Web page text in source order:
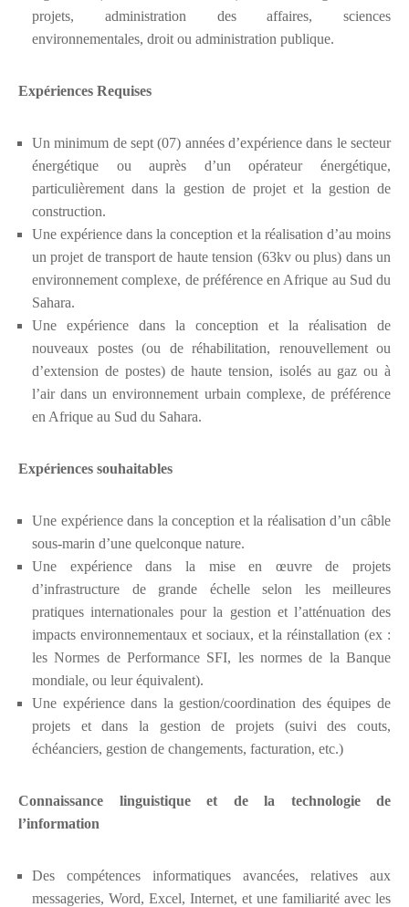
projets, administration des affaires, sciences
environnementales, droit ou administration publique.
Expériences Requises
Un minimum de sept (07) années d’expérience dans le secteur
énergétique ou auprès d’un opérateur énergétique,
particulièrement dans la gestion de projet et la gestion de
construction.
Une expérience dans la conception et la réalisation d’au moins
un projet de transport de haute tension (63kv ou plus) dans un
environnement complexe, de préférence en Afrique au Sud du
Sahara.
Une expérience dans la conception et la réalisation de
nouveaux postes (ou de réhabilitation, renouvellement ou
d’extension de postes) de haute tension, isolés au gaz ou à
l’air dans un environnement urbain complexe, de préférence
en Afrique au Sud du Sahara.
Expériences souhaitables
Une expérience dans la conception et la réalisation d’un câble
sous-marin d’une quelconque nature.
Une expérience dans la mise en œuvre de projets
d’infrastructure de grande échelle selon les meilleures
pratiques internationales pour la gestion et l’atténuation des
impacts environnementaux et sociaux, et la réinstallation (ex :
les Normes de Performance SFI, les normes de la Banque
mondiale, ou leur équivalent).
Une expérience dans la gestion/coordination des équipes de
projets et dans la gestion de projets (suivi des couts,
échéanciers, gestion de changements, facturation, etc.)
Connaissance linguistique et de la technologie de
l’information
Des compétences informatiques avancées, relatives aux
messageries, Word, Excel, Internet, et une familiarité avec les